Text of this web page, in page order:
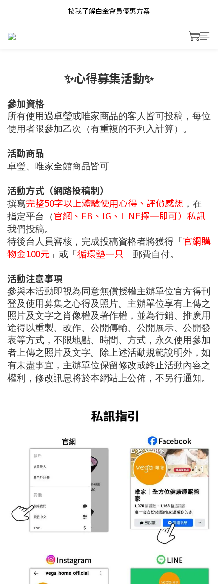
按我了解白金會員優惠方案
✨心得募集活動✨
參加資格
所有使用過卓瑩或唯家商品的客人皆可投稿，每位
使用者限參加乙次（有重複的不列入計算）。
活動商品
卓瑩、唯家全館商品皆可
活動方式（網路投稿制）
撰寫完整50字以上體驗使用心得、評價感想 ，在
指定平台（官網、 FB 、 IG 、 LINE擇一即可）私訊
我們投稿。
待後台人員審核，完成投稿資格者將獲得「 官網購
物金100元 」或 「 循環墊一只 」郵費自付。
活動注意事項
參與本活動即視為同意無償授權主辦單位官方得刊
登及使用募集之心得及照片。主辦單位享有上傳之
照片及文字之肖像權及著作權，並為行銷、推廣用
途得以重製、改作、公開傳輸、公開展示、公開發
表等方式，不限地點、時間、方式，永久使用參加
者上傳之照片及文字。 除上述活動規範說明外，如
有未盡事宜，主辦單位保留修改或終止活動內容之
權利，修改訊息將於本網站上公佈，不另行通知。